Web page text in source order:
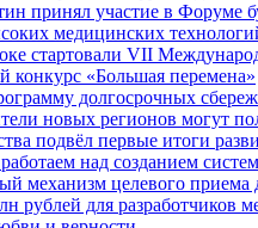
принял участие в Форуме
медицинских
стартовали VII
конкурс «Большая перемена»
долгосрочных
новых регионов могут
подвёл первые итоги
над созданием
механизм целевого приема
рублей для разработчиков